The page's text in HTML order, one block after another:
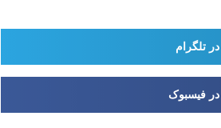
تلگرام
در فیسبوک